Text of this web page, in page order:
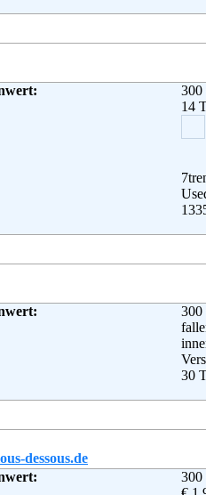
300
14
300
30
dessous.de
300